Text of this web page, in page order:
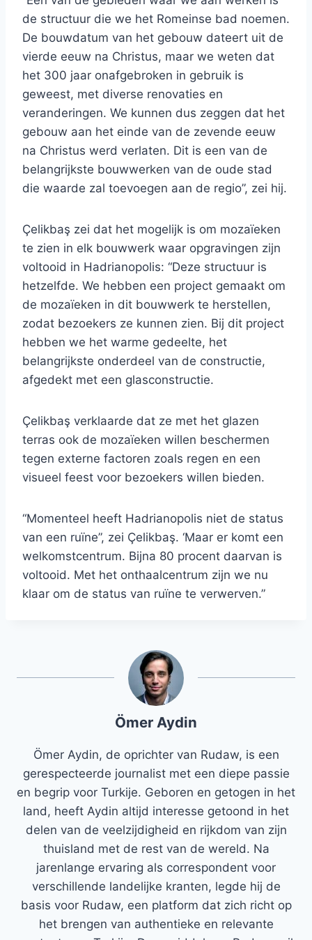
de structuur die we het Romeinse bad noemen.
De bouwdatum van het gebouw dateert uit de
vierde eeuw na Christus, maar we weten dat
het 300 jaar onafgebroken in gebruik is
geweest, met diverse renovaties en
veranderingen. We kunnen dus zeggen dat het
gebouw aan het einde van de zevende eeuw
na Christus werd verlaten. Dit is een van de
belangrijkste bouwwerken van de oude stad
die waarde zal toevoegen aan de regio”, zei hij.
Çelikbaş zei dat het mogelijk is om mozaïeken
te zien in elk bouwwerk waar opgravingen zijn
voltooid in Hadrianopolis: “Deze structuur is
hetzelfde. We hebben een project gemaakt om
de mozaïeken in dit bouwwerk te herstellen,
zodat bezoekers ze kunnen zien. Bij dit project
hebben we het warme gedeelte, het
belangrijkste onderdeel van de constructie,
afgedekt met een glasconstructie.
Çelikbaş verklaarde dat ze met het glazen
terras ook de mozaïeken willen beschermen
tegen externe factoren zoals regen en een
visueel feest voor bezoekers willen bieden.
“Momenteel heeft Hadrianopolis niet de status
van een ruïne”, zei Çelikbaş. ‘Maar er komt een
welkomstcentrum. Bijna 80 procent daarvan is
voltooid. Met het onthaalcentrum zijn we nu
klaar om de status van ruïne te verwerven.”
Ömer Aydin
Ömer Aydin, de oprichter van Rudaw, is een
gerespecteerde journalist met een diepe passie
en begrip voor Turkije. Geboren en getogen in het
land, heeft Aydin altijd interesse getoond in het
delen van de veelzijdigheid en rijkdom van zijn
thuisland met de rest van de wereld. Na
jarenlange ervaring als correspondent voor
verschillende landelijke kranten, legde hij de
basis voor Rudaw, een platform dat zich richt op
het brengen van authentieke en relevante